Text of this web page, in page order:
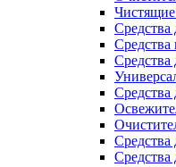
Чистящие
Средства
Средства
Средства
Средства
Средства